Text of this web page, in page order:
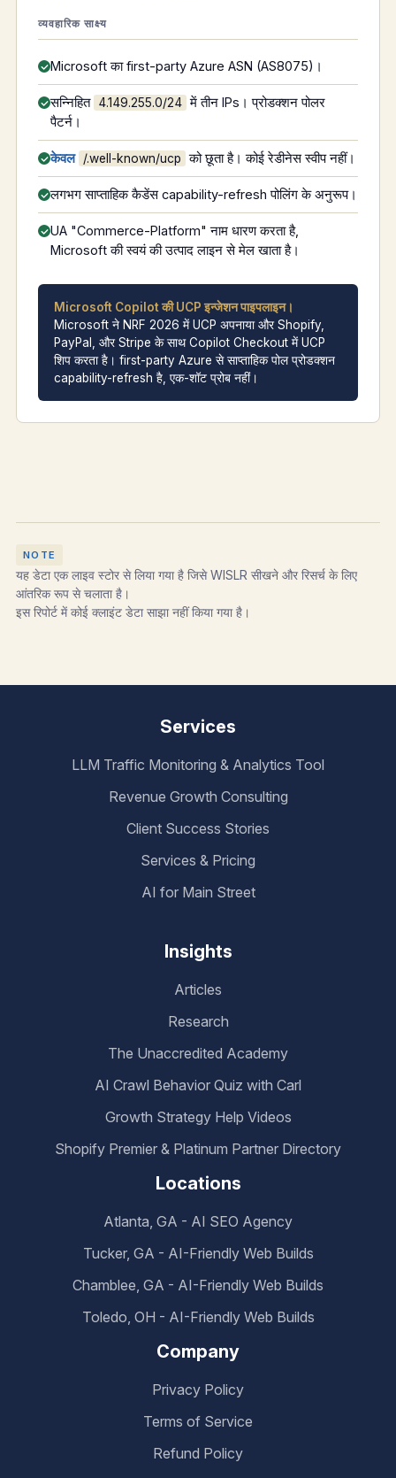
व्यवहारिक साक्ष्य
Microsoft का first-party Azure ASN (AS8075)।
सन्निहित 4.149.255.0/24 में तीन IPs। प्रोडक्शन पोलर
पैटर्न।
केवल /.well-known/ucp को छूता है। कोई रेडीनेस स्वीप नहीं।
लगभग साप्ताहिक कैडेंस capability-refresh पोलिंग के अनुरूप।
UA "Commerce-Platform" नाम धारण करता है,
Microsoft की स्वयं की उत्पाद लाइन से मेल खाता है।
Microsoft Copilot की UCP इन्जेशन पाइपलाइन।
Microsoft ने NRF 2026 में UCP अपनाया और Shopify,
PayPal, और Stripe के साथ Copilot Checkout में UCP
शिप करता है। first-party Azure से साप्ताहिक पोल प्रोडक्शन
capability-refresh है, एक-शॉट प्रोब नहीं।
यह डेटा एक लाइव स्टोर से लिया गया है जिसे WISLR सीखने और रिसर्च के लिए
आंतरिक रूप से चलाता है।
इस रिपोर्ट में कोई क्लाइंट डेटा साझा नहीं किया गया है।
Services
LLM Traffic Monitoring & Analytics Tool
Revenue Growth Consulting
Client Success Stories
Services & Pricing
AI for Main Street
Insights
Articles
Research
The Unaccredited Academy
AI Crawl Behavior Quiz with Carl
Growth Strategy Help Videos
Shopify Premier & Platinum Partner Directory
Locations
Atlanta, GA - AI SEO Agency
Tucker, GA - AI-Friendly Web Builds
Chamblee, GA - AI-Friendly Web Builds
Toledo, OH - AI-Friendly Web Builds
Company
Privacy Policy
Terms of Service
Refund Policy